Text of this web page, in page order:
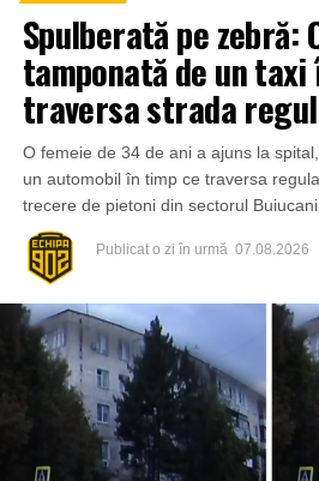
Spulberată pe zebră:
tamponată de un
traversa strada
O femeie de 34 de ani a ajuns la
un automobil în timp ce traversa
trecere de pietoni din sectorul Buiucani
Publicat o zi în urmă 07.08.2026